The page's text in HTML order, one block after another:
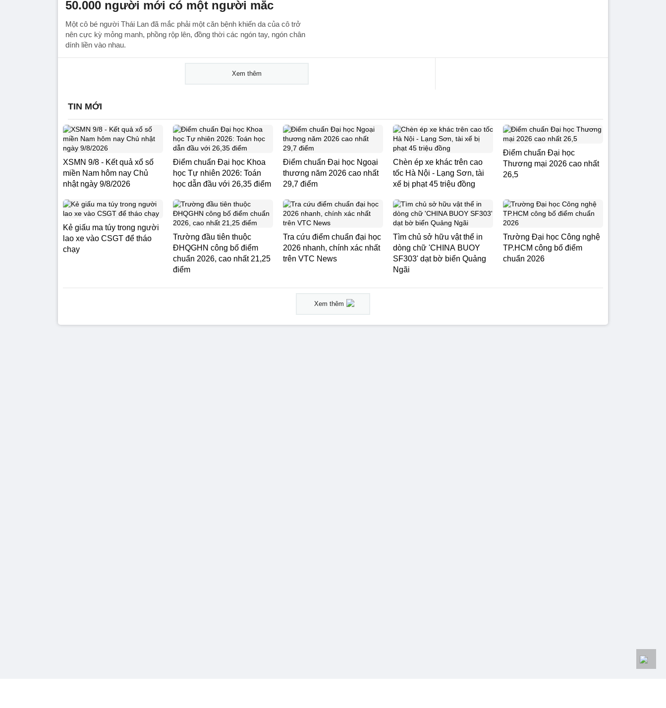
50.000 người mới có một người mắc
Một cô bé người Thái Lan đã mắc phải một căn bệnh khiến da của cô trở
nên cực kỳ mỏng manh, phồng rộp lên, đồng thời các ngón tay, ngón chân
dính liền vào nhau.
Xem thêm
TIN MỚI
XSMN 9/8 - Kết quả xổ số
miền Nam hôm nay Chủ
nhật ngày 9/8/2026
Điểm chuẩn Đại học Khoa
học Tự nhiên 2026: Toán
học dẫn đầu với 26,35 điểm
Điểm chuẩn Đại học Ngoại
thương năm 2026 cao nhất
29,7 điểm
Chèn ép xe khác trên cao
tốc Hà Nội - Lạng Sơn, tài
xế bị phạt 45 triệu đồng
Điểm chuẩn Đại học
Thương mại 2026 cao nhất
26,5
Kẻ giấu ma túy trong người
lao xe vào CSGT để tháo
chạy
Trường đầu tiên thuộc
ĐHQGHN công bố điểm
chuẩn 2026, cao nhất 21,25
điểm
Tra cứu điểm chuẩn đại học
2026 nhanh, chính xác nhất
trên VTC News
Tìm chủ sở hữu vật thể in
dòng chữ 'CHINA BUOY
SF303' dạt bờ biển Quảng
Ngãi
Trường Đại học Công nghệ
TP.HCM công bố điểm
chuẩn 2026
Xem thêm